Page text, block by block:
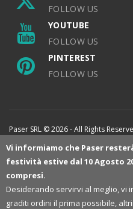
FOLLOW US
YOUTUBE
FOLLOW US
PINTEREST
FOLLOW US
Paser SRL © 2026 - All Rights
Vi informiamo che Paser
festività estive dal 10 Agosto
compresi.
Desiderando servirvi al meglio, vi
graditi ordini il prima possibile,